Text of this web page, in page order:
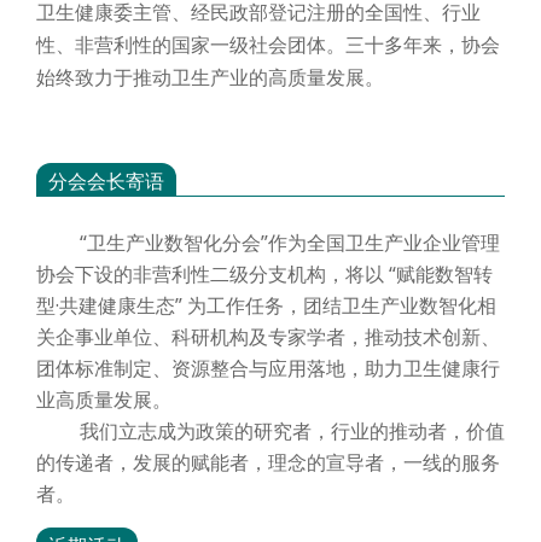
卫生健康委主管、经民政部登记注册的全国性、行业
性、非营利性的国家一级社会团体。三十多年来，协会
始终致力于推动卫生产业的高质量发展。
分会会长寄语
“卫生产业数智化分会”作为全国卫生产业企业管理
协会下设的非营利性二级分支机构，将以 “赋能数智转
型·共建健康生态” 为工作任务，团结卫生产业数智化相
关企事业单位、科研机构及专家学者，推动技术创新、
团体标准制定、资源整合与应用落地，助力卫生健康行
业高质量发展。
我们立志成为政策的研究者，行业的推动者，价值
的传递者，发展的赋能者，理念的宣导者，一线的服务
者。